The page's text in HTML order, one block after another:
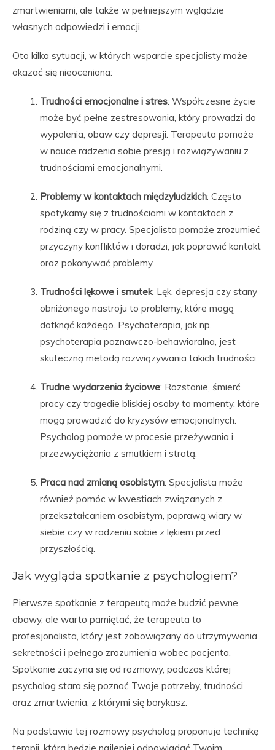
zmartwieniami, ale także w pełniejszym wglądzie
własnych odpowiedzi i emocji.
Oto kilka sytuacji, w których wsparcie specjalisty może
okazać się nieoceniona:
Trudności emocjonalne i stres: Współczesne życie
może być pełne zestresowania, który prowadzi do
wypalenia, obaw czy depresji. Terapeuta pomoże
w nauce radzenia sobie presją i rozwiązywaniu z
trudnościami emocjonalnymi.
Problemy w kontaktach międzyludzkich: Często
spotykamy się z trudnościami w kontaktach z
rodziną czy w pracy. Specjalista pomoże zrozumieć
przyczyny konfliktów i doradzi, jak poprawić kontakt
oraz pokonywać problemy.
Trudności lękowe i smutek: Lęk, depresja czy stany
obniżonego nastroju to problemy, które mogą
dotknąć każdego. Psychoterapia, jak np.
psychoterapia poznawczo-behawioralna, jest
skuteczną metodą rozwiązywania takich trudności.
Trudne wydarzenia życiowe: Rozstanie, śmierć
pracy czy tragedie bliskiej osoby to momenty, które
mogą prowadzić do kryzysów emocjonalnych.
Psycholog pomoże w procesie przeżywania i
przezwyciężania z smutkiem i stratą.
Praca nad zmianą osobistym: Specjalista może
również pomóc w kwestiach związanych z
przekształcaniem osobistym, poprawą wiary w
siebie czy w radzeniu sobie z lękiem przed
przyszłością.
Jak wygląda spotkanie z psychologiem?
Pierwsze spotkanie z terapeutą może budzić pewne
obawy, ale warto pamiętać, że terapeuta to
profesjonalista, który jest zobowiązany do utrzymywania
sekretności i pełnego zrozumienia wobec pacjenta.
Spotkanie zaczyna się od rozmowy, podczas której
psycholog stara się poznać Twoje potrzeby, trudności
oraz zmartwienia, z którymi się borykasz.
Na podstawie tej rozmowy psycholog proponuje technikę